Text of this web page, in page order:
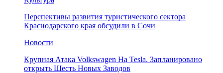
Перспективы развития туристического сектора
Краснодарского края обсудили в Сочи
Новости
Крупная Атака Volkswagen На Tesla. Запланировано
открыть Шесть Новых Заводов